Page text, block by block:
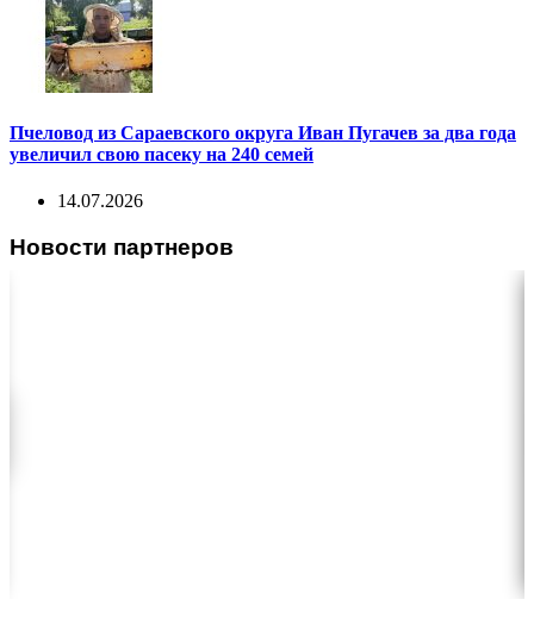
Пчеловод из Сараевского округа Иван Пугачев за два года
увеличил свою пасеку на 240 семей
14.07.2026
Новости партнеров